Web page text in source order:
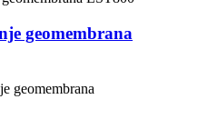
geomembrana